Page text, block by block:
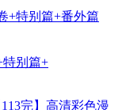
别篇+